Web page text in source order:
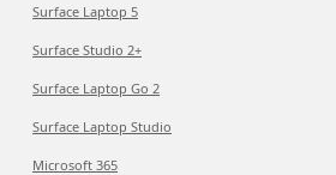
Surface Laptop 5
Surface Studio 2+
Surface Laptop Go 2
Surface Laptop Studio
Microsoft 365